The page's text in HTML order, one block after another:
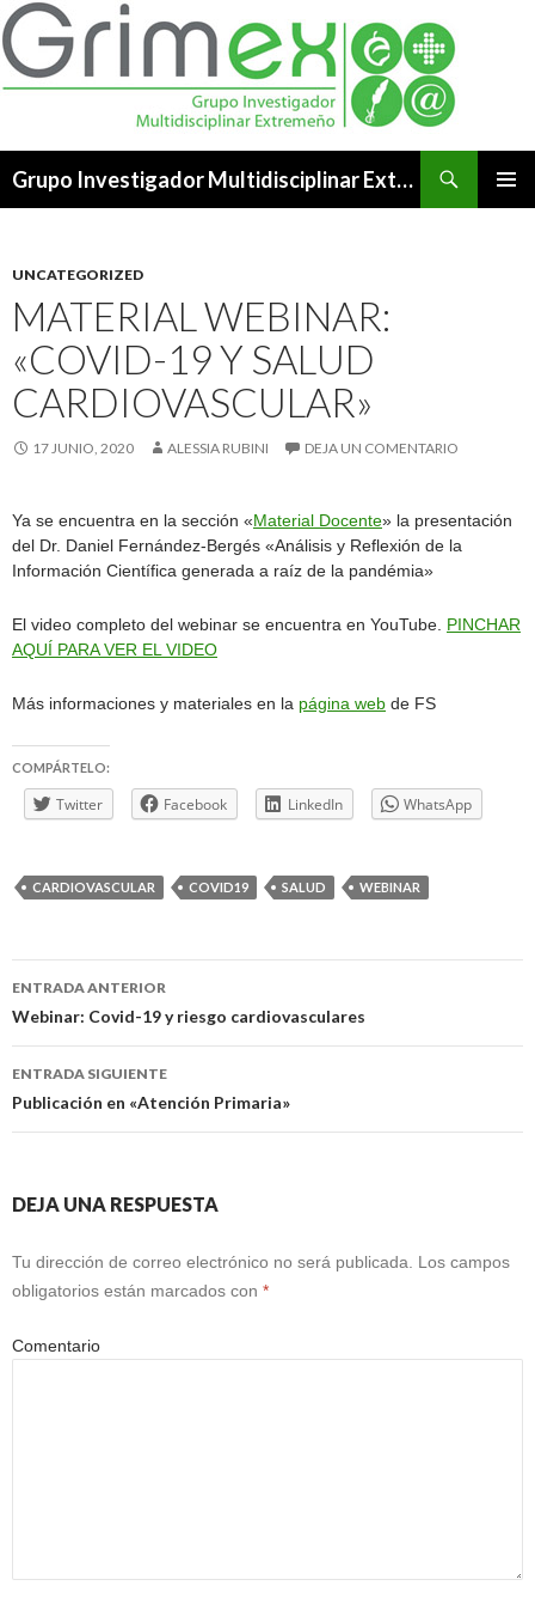
Grupo Investigador Multidisciplinar Extremeño
UNCATEGORIZED
MATERIAL WEBINAR:
«COVID-19 Y SALUD
CARDIOVASCULAR»
17 JUNIO, 2020 ALESSIA RUBINI DEJA UN COMENTARIO
Ya se encuentra en la sección «Material Docente» la presentación
del Dr. Daniel Fernández-Bergés «Análisis y Reflexión de la
Información Científica generada a raíz de la pandémia»
El video completo del webinar se encuentra en YouTube. PINCHAR
AQUÍ PARA VER EL VIDEO
Más informaciones y materiales en la página web de FS
COMPÁRTELO:
Twitter Facebook LinkedIn WhatsApp
CARDIOVASCULAR COVID19 SALUD WEBINAR
Navegación
de
entradas
ENTRADA ANTERIOR
Webinar: Covid-19 y riesgo cardiovasculares
ENTRADA SIGUIENTE
Publicación en «Atención Primaria»
DEJA UNA RESPUESTA
Tu dirección de correo electrónico no será publicada.
Los campos
obligatorios están marcados con *
Comentario